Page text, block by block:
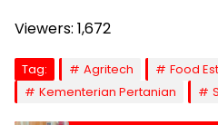
Viewers: 1,672
Tag: Agritech
Food
Kementerian Pertanian